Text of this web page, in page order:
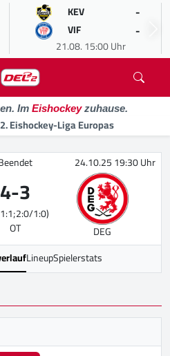
KEV -
VIF -
21.08. 15:00 Uhr
Im Eishockeyzuhause.
Eishockey-Liga Europas
24.10.25 19:30 Uhr
4-3
1:0)
OT
DEG
LineupSpielerstats